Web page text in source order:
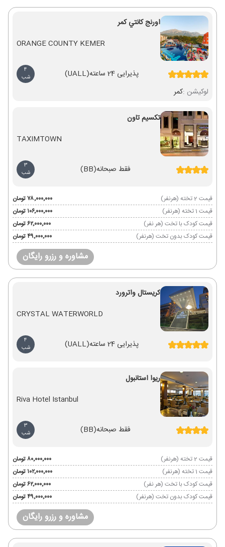
اورنج كانتي کمر
ORANGE COUNTY KEMER
پذیرایی 24 ساعته (UALL)
4
شب
لوکیشن :کمر
تکسیم تاون
TAXIMTOWN
فقط صبحانه(BB)
3
شب
قیمت 2 تخته (هرنفر)
۷۸٬۰۰۰٬۰۰۰ تومان
قیمت 1 تخته (هرنفر)
۱۰۶٬۰۰۰٬۰۰۰ تومان
قیمت کودک با تخت (هر نفر)
۶۲٬۰۰۰٬۰۰۰ تومان
قیمت کودک بدون تخت (هرنفر)
۴۹٬۰۰۰٬۰۰۰ تومان
مشاوره و رزرو رایگان
کریستال واترورد
CRYSTAL WATERWORLD
پذیرایی 24 ساعته (UALL)
4
شب
ریوا استانبول
Riva Hotel Istanbul
فقط صبحانه(BB)
3
شب
قیمت 2 تخته (هرنفر)
۸۰٬۰۰۰٬۰۰۰ تومان
قیمت 1 تخته (هرنفر)
۱۰۲٬۰۰۰٬۰۰۰ تومان
قیمت کودک با تخت (هر نفر)
۶۲٬۰۰۰٬۰۰۰ تومان
قیمت کودک بدون تخت (هرنفر)
۴۹٬۰۰۰٬۰۰۰ تومان
مشاوره و رزرو رایگان